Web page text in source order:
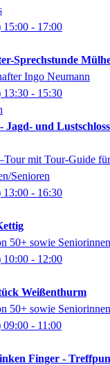
15:00 - 17:00
Sprechstunde
Ingo Neumann
13:30 - 15:30
Jagd- und
mit Tour-Guide
Senioren
13:00 - 16:30
50+ sowie
10:00 - 12:00
Weißenthurm
50+ sowie
09:00 - 11:00
Finger -